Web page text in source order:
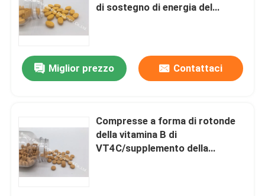
di sostegno di energia del
Miglior prezzo Contattaci
Compresse a forma di rotonde
della vitamina B di
VT4C/supplemento della